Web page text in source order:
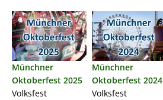
Münchner
Oktoberfest 2025
Volksfest
Münchner
Oktoberfest 2024
Volksfest